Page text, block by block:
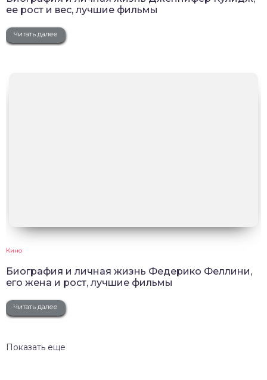
ее рост и вес, лучшие фильмы
Читать далее
Кино
Биография и личная жизнь Федерико Феллини,
его жена и рост, лучшие фильмы
Читать далее
Показать еще